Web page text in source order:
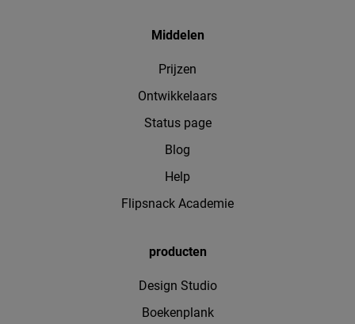
Middelen
Prijzen
Ontwikkelaars
Status page
Blog
Help
Flipsnack Academie
producten
Design Studio
Boekenplank